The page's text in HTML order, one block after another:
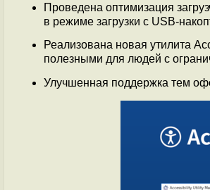
Проведена оптимизация
в режиме загрузки с USB-
Реализована новая утилита
полезными для людей с
Улучшенная поддержка тем